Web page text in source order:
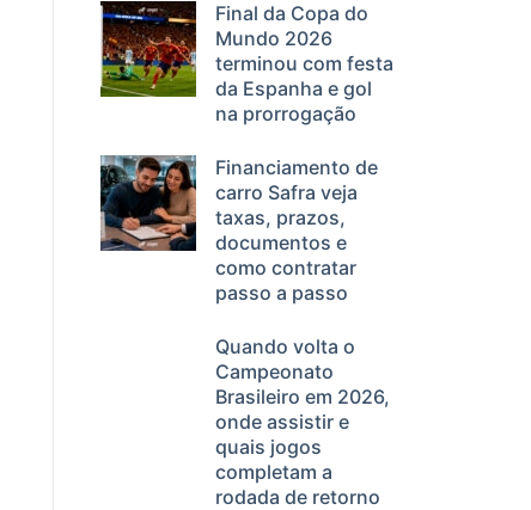
Final da Copa do
Mundo 2026
terminou com festa
da Espanha e gol
na prorrogação
Financiamento de
carro Safra veja
taxas, prazos,
documentos e
como contratar
passo a passo
Quando volta o
Campeonato
Brasileiro em 2026,
onde assistir e
quais jogos
completam a
rodada de retorno